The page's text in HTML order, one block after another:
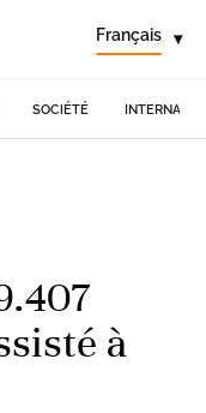
Français ▾
SOCIÉTÉ
à